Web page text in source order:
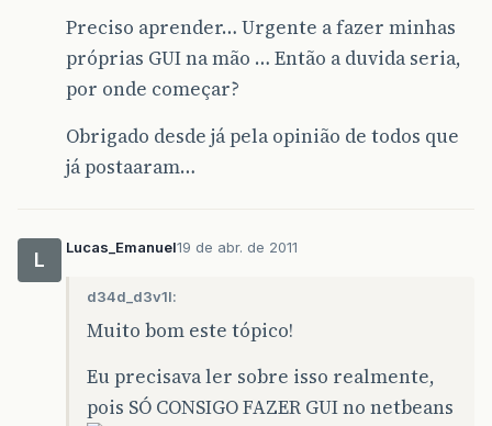
Preciso aprender… Urgente a fazer minhas
próprias GUI na mão … Então a duvida seria,
por onde começar?
Obrigado desde já pela opinião de todos que
já postaaram…
L
Lucas_Emanuel19 de abr. de 2011
d34d_d3v1l:
Muito bom este tópico!
Eu precisava ler sobre isso realmente,
pois SÓ CONSIGO FAZER GUI no netbeans